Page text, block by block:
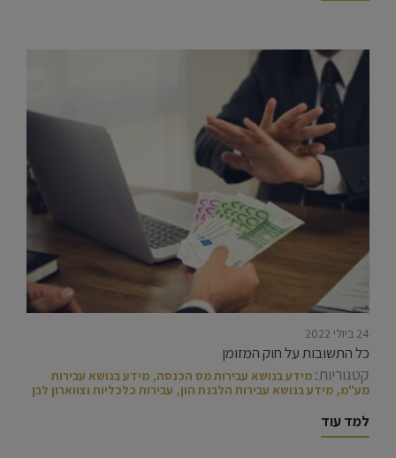
24 ביולי 2022
כל התשובות על חוק המזומן
קטגוריות: מידע בנושא עבירות מס הכנסה, מידע בנושא עבירות
מע"מ, מידע בנושא עבירות הלבנת הון, עבירות כלכליות וצווארון לבן
למד עוד